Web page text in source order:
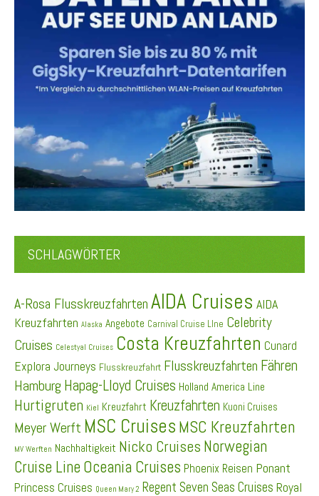
SCHLAGWÖRTER
A-Rosa Flusskreuzfahrten AIDA Cruises AIDA
Kreuzfahrten Alaska Angebote Carnival Cruise LIne Celebrity
Cruises Celestyal Cruises Costa Kreuzfahrten Cunard
Explora Journeys Flusskreuzfahrt Flusskreuzfahrten Fähren
Hamburg Hapag-Lloyd Cruises Holland America Line
Hurtigruten Kiel Kreuzfahrt Kreuzfahrten Kuoni Cruises
Meyer Werft MSC Cruises MSC Kreuzfahrten
MV Werften Nachhaltigkeit Nicko Cruises Norwegian
Cruise Line Oceania Cruises Phoenix Reisen Ponant
Princess Cruises Queen Mary 2 Regent Seven Seas Cruises Royal